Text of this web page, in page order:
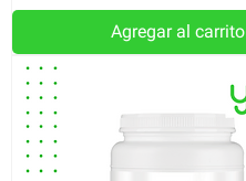
Agregar al carrito